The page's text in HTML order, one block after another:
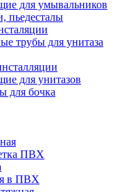
для умывальников
пьедесталы
трубы для унитаза
для унитазов
для бочка
ПВХ
в ПВХ